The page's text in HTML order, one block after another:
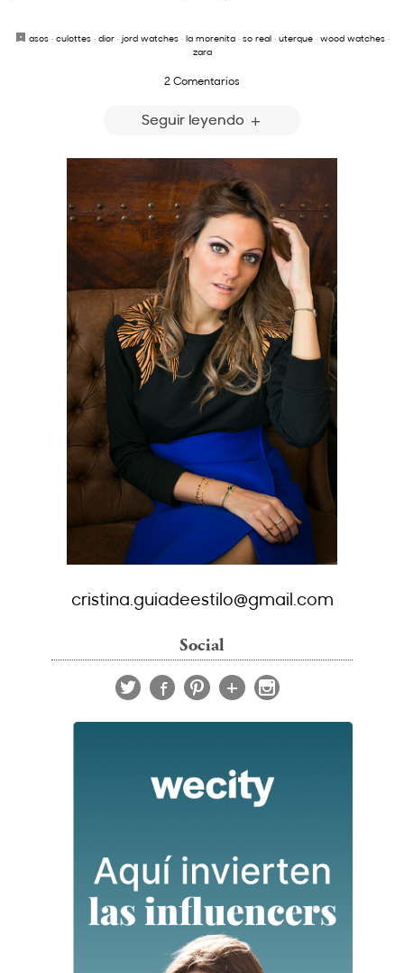
asos· culottes· dior· jord watches· la morenita· so real· uterque· wood watches·
zara
2 Comentarios
Seguir leyendo
cristina.guiadeestilo@gmail.com
Social